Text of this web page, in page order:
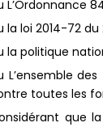
L’Ordonnance
la loi 2014-72
la politique
L’ensemble
toutes les
que